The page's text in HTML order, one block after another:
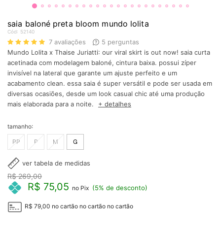
saia baloné preta bloom mundo lolita
Cód: 52140
7 avaliações 5 perguntas
Mundo Lolita x Thaise Juriatti: our viral skirt is out now! saia curta
acetinada com modelagem baloné, cintura baixa. possui zíper
invisível na lateral que garante um ajuste perfeito e um
acabamento clean. essa saia é super versátil e pode ser usada em
diversas ocasiões, desde um look casual chic até uma produção
mais elaborada para a noite.
+ detalhes
tamanho:
PP P M G
ver tabela de medidas
R$ 269,00
R$ 75,05 no Pix (5% de desconto)
R$ 79,00 no cartão no cartão no cartão